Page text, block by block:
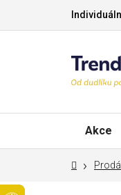
Akce
Domů